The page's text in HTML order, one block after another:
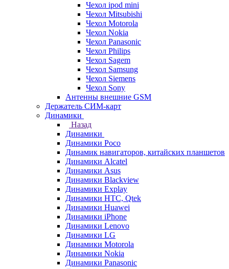
Чехол ipod mini
Чехол Mitsubishi
Чехол Motorola
Чехол Nokia
Чехол Panasonic
Чехол Philips
Чехол Sagem
Чехол Samsung
Чехол Siemens
Чехол Sony
Антенны внешние GSM
Держатель СИМ-карт
Динамики
Назад
Динамики
Динамики Poco
Динамик навигаторов, китайских планшетов
Динамики Alcatel
Динамики Asus
Динамики Blackview
Динамики Explay
Динамики HTC, Qtek
Динамики Huawei
Динамики iPhone
Динамики Lenovo
Динамики LG
Динамики Motorola
Динамики Nokia
Динамики Panasonic